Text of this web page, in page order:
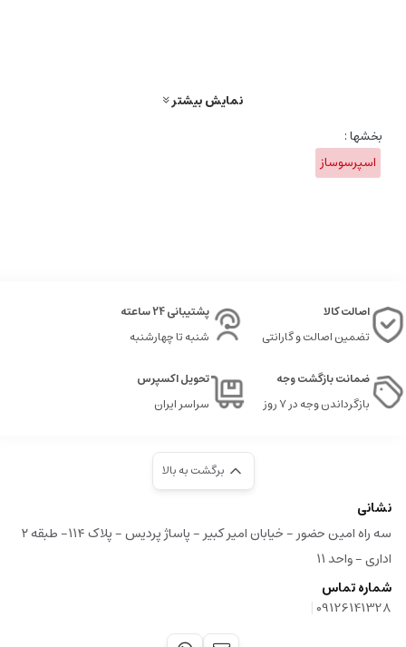
تنوع نوشیدنی‌ها با یک لمس: قابلیت تهیه نوشیدنی‌های
محبوب مانند:
قابلیت تهیه آب جوش برای چای و دمنوش
قابلیت تهیه شیر داغ
آسیاب مخروطی فولادی یکپارچه (Integrated Grinder with
13 Settings):
آسیاب بادوام با ۱۳ درجه تنظیم زبری پودر قهوه،
عصاره‌گیری را فراهم می‌کند.
قابلیت استفاده از پودر قهوه: علاوه بر دان قهوه، می‌توانید از
صفحه نمایش LCD دو خطی با کنترل پنل لمسی:
رابط
کاربری ساده و کارآمد که به شما امکان می‌دهد به راحتی
نوشیدنی‌ها را انتخاب و تنظیمات را انجام دهید.
مخزن آب بزرگ:
قهوه بدون نیاز به پر کردن مکرر.
نمایش بیشتر
بخشها :
اسپرسوساز
اصالت کالا
تضمین اصالت و گارانتی
پشتیبانی 24 ساعته
شنبه تا چهارشنبه
ضمانت بازگشت وجه
بازگرداندن وجه در ۷ روز
تحویل اکسپرس
سراسر ایران
برگشت به بالا
نشانی
سه راه امین حضور - خیابان امیر کبیر - پاساژ پردیس - پلاک ۱۱۴- طبقه ۲
اداری - واحد ۱۱
شماره تماس
09126141328
|